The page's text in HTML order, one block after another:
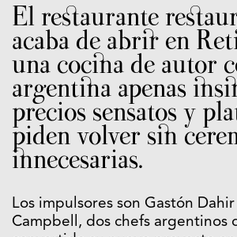
El restaurante
acaba de abrir en
una cocina de autor
argentina apenas
precios sensatos y
piden volver sin
innecesarias.
Los impulsores son Gastón
Campbell, dos chefs argentinos